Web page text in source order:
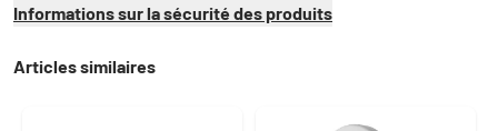
Informations sur la sécurité des produits
Articles similaires